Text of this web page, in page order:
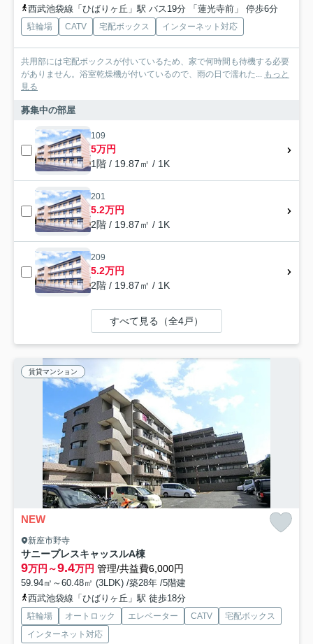
西武池袋線「ひばりヶ丘」駅 バス19分 「蓮光寺前」 停歩6分
駐輪場 CATV 宅配ボックス インターネット対応
共用部には宅配ボックスが付いているため、家で何時間も待機する必要
がありません。浴室乾燥機が付いているので、雨の日で濡れた... もっと
見る
募集中の部屋
109
5万円
1階 / 19.87㎡ / 1K
201
5.2万円
2階 / 19.87㎡ / 1K
209
5.2万円
2階 / 19.87㎡ / 1K
すべて見る（全4戸）
賃貸マンション
NEW
新座市野寺
サニープレスキャッスルA棟
9万円～9.4万円 管理/共益費6,000円
59.94㎡～60.48㎡ (3LDK) /築28年 /5階建
西武池袋線「ひばりヶ丘」駅 徒歩18分
駐輪場 オートロック エレベーター CATV
宅配ボックス
インターネット対応